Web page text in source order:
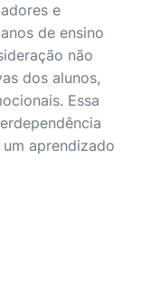
e
de ensino
não
dos alunos,
Essa
aprendizado